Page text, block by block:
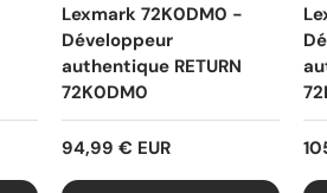
Lexmark 72K0DM0 -
Développeur
authentique RETURN
72K0DM0
94,99 € EUR